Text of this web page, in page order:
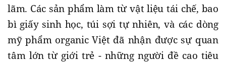
lãm. Các sản phẩm làm từ vật liệu tái chế, bao
bì giấy sinh học, túi sợi tự nhiên, và các dòng
mỹ phẩm organic Việt đã nhận được sự quan
tâm lớn từ giới trẻ - những người đề cao tiêu